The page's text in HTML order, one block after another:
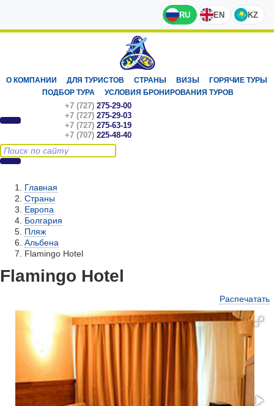
RU EN KZ
О КОМПАНИИ ДЛЯ ТУРИСТОВ СТРАНЫ ВИЗЫ
ГОРЯЧИЕ ТУРЫ
ПОДБОР ТУРА
УСЛОВИЯ БРОНИРОВАНИЯ ТУРОВ
+7 (727) 275-29-00
+7 (727) 275-29-03
+7 (727) 275-63-19
+7 (707) 225-48-40
Главная
Страны
Европа
Болгария
Пляж
Альбена
Flamingo Hotel
Flamingo Hotel
Распечатать